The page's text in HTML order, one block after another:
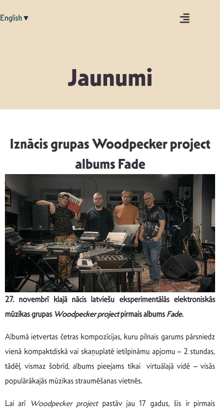
English▼
Jaunumi
Iznācis grupas Woodpecker project
albums Fade
27. novembrī klajā nācis latviešu eksperimentālās elektroniskās
mūzikas grupas Woodpecker projectpirmais albumsFade.
Albumā ietvertas četras kompozīcijas, kuru pilnais garums pārsniedz
vienā kompaktdiskā vai skaņuplatē ietilpināmu apjomu – 2 stundas,
tādēļ, vismaz šobrīd, albums pieejams tikai virtuālajā vidē – visās
populārākajās mūzikas straumēšanas vietnēs.
Lai arī Woodpecker project pastāv jau 17 gadus, šis ir pirmais